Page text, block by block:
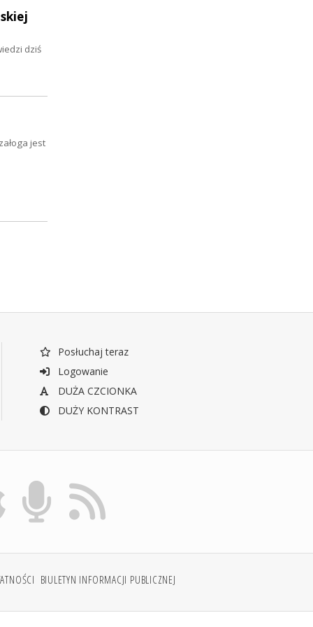
dziś
jest
Posłuchaj teraz
Logowanie
DUŻA CZCIONKA
DUŻY KONTRAST
BIULETYN INFORMACJI PUBLICZNEJ